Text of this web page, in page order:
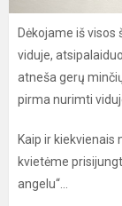
Dėkojame iš visos
viduje,
atneša gerų
pirma nurimti
Kaip ir kiekvienais
kvietėme
angelu“...